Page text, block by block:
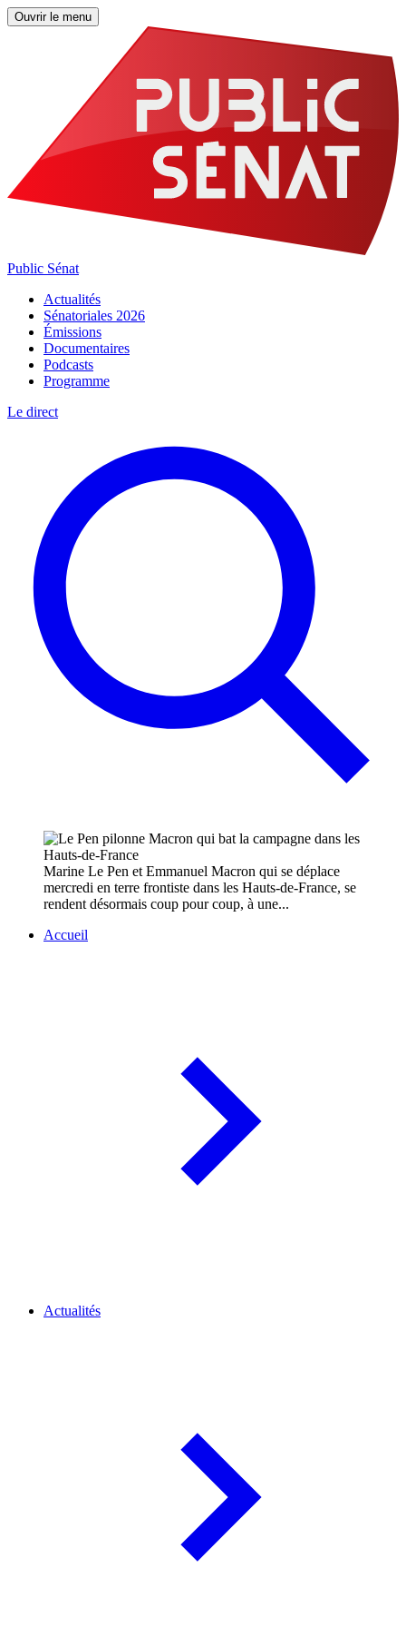
Ouvrir le menu
Public Sénat
Actualités
Sénatoriales 2026
Émissions
Documentaires
Podcasts
Programme
Le direct
Marine Le Pen et Emmanuel Macron qui se déplace
mercredi en terre frontiste dans les Hauts-de-France, se
rendent désormais coup pour coup, à une...
Accueil
Actualités